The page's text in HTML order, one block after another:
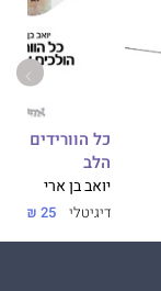
כל הוורידים
הלב
יואב בן ארי
דיגיטלי 25 ₪